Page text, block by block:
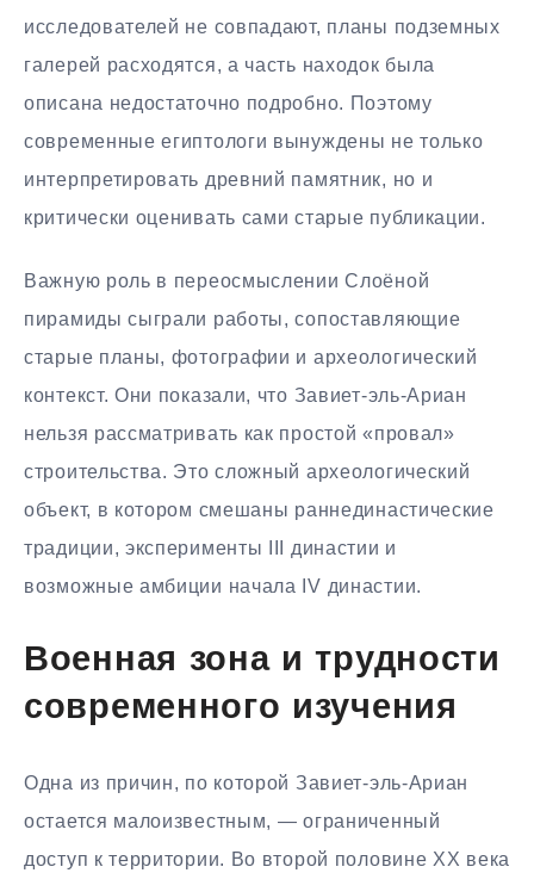
исследователей не совпадают, планы подземных
галерей расходятся, а часть находок была
описана недостаточно подробно. Поэтому
современные египтологи вынуждены не только
интерпретировать древний памятник, но и
критически оценивать сами старые публикации.
Важную роль в переосмыслении Слоёной
пирамиды сыграли работы, сопоставляющие
старые планы, фотографии и археологический
контекст. Они показали, что Завиет-эль-Ариан
нельзя рассматривать как простой «провал»
строительства. Это сложный археологический
объект, в котором смешаны раннединастические
традиции, эксперименты III династии и
возможные амбиции начала IV династии.
Военная зона и трудности
современного изучения
Одна из причин, по которой Завиет-эль-Ариан
остается малоизвестным, — ограниченный
доступ к территории. Во второй половине XX века